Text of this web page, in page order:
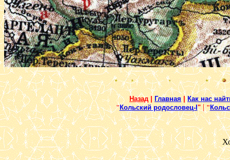
Назад |Главная|Как нас
"Кольский родословец-I"|"